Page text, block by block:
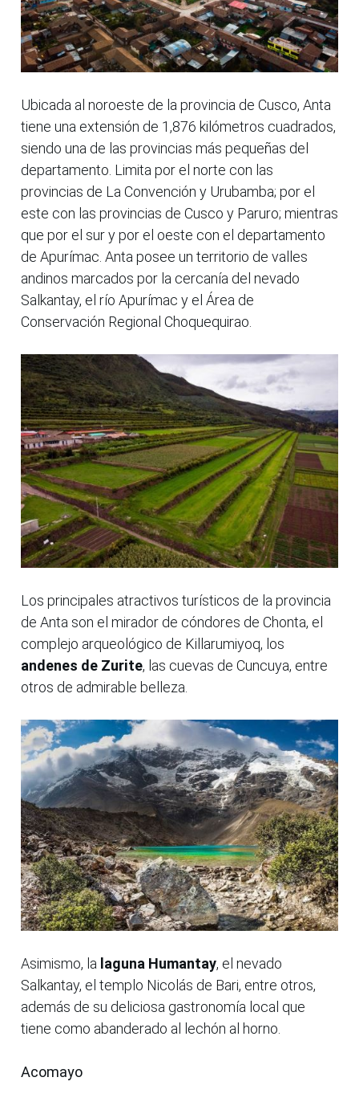
Ubicada al noroeste de la provincia de Cusco, Anta
tiene una extensión de 1,876 kilómetros cuadrados,
siendo una de las provincias más pequeñas del
departamento. Limita por el norte con las
provincias de La Convención y Urubamba; por el
este con las provincias de Cusco y Paruro; mientras
que por el sur y por el oeste con el departamento
de Apurímac. Anta posee un territorio de valles
andinos marcados por la cercanía del nevado
Salkantay, el río Apurímac y el Área de
Conservación Regional Choquequirao.
Los principales atractivos turísticos de la provincia
de Anta son el mirador de cóndores de Chonta, el
complejo arqueológico de Killarumiyoq, los
andenes de Zurite, las cuevas de Cuncuya, entre
otros de admirable belleza.
Asimismo, la laguna Humantay, el nevado
Salkantay, el templo Nicolás de Bari, entre otros,
además de su deliciosa gastronomía local que
tiene como abanderado al lechón al horno.
Acomayo